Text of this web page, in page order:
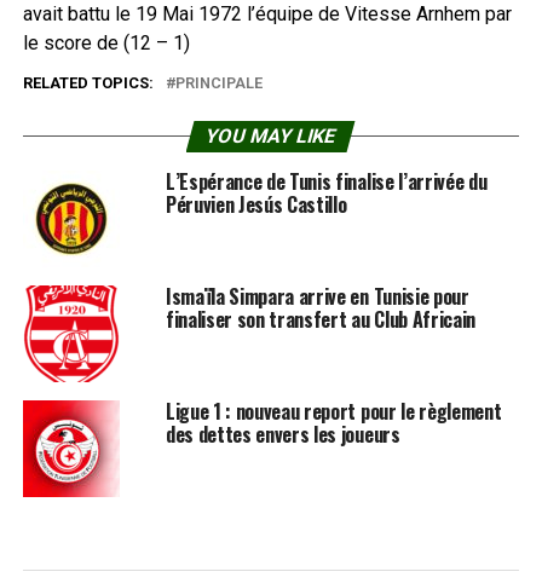
avait battu le 19 Mai 1972 l’équipe de Vitesse Arnhem par
le score de (12 – 1)
RELATED TOPICS: PRINCIPALE
YOU MAY LIKE
L’Espérance de Tunis finalise l’arrivée du
Péruvien Jesús Castillo
Ismaïla Simpara arrive en Tunisie pour
finaliser son transfert au Club Africain
Ligue 1 : nouveau report pour le règlement
des dettes envers les joueurs